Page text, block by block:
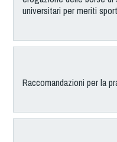
universitari per meriti
Raccomandazioni per la